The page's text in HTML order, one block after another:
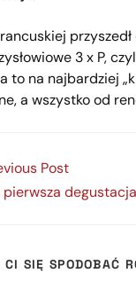
3 x P,
to na najbardziej
a wszystko od
Post
pierwsza
CI SIĘ SPODOBAĆ